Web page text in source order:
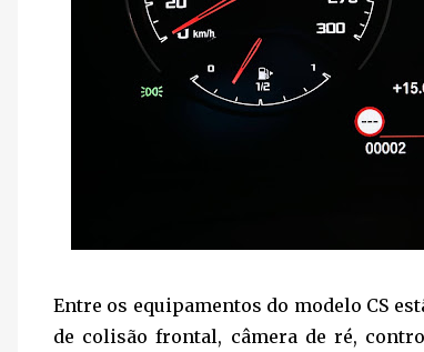
Entre os equipamentos do modelo CS
de colisão frontal, câmera de ré,